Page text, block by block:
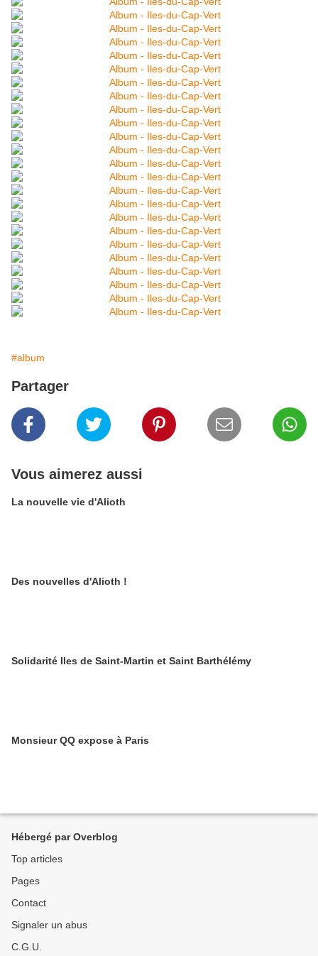
#album
Partager
Vous aimerez aussi
La nouvelle vie d'Alioth
Des nouvelles d'Alioth !
Solidarité Iles de Saint-Martin et Saint Barthélémy
Monsieur QQ expose à Paris
Hébergé par Overblog
Top articles
Pages
Contact
Signaler un abus
C.G.U.